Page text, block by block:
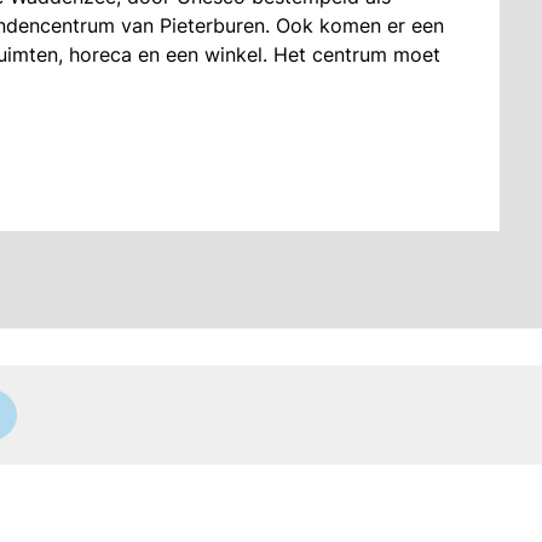
van Pieterburen. Ook komen er een
horeca en een winkel. Het centrum moet